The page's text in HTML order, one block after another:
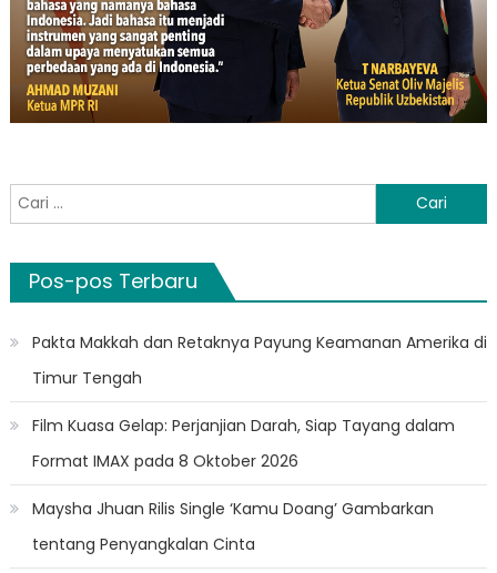
Cari
untuk:
Pos-pos Terbaru
Pakta Makkah dan Retaknya Payung Keamanan Amerika di
Timur Tengah
Film Kuasa Gelap: Perjanjian Darah, Siap Tayang dalam
Format IMAX pada 8 Oktober 2026
Maysha Jhuan Rilis Single ‘Kamu Doang’ Gambarkan
tentang Penyangkalan Cinta